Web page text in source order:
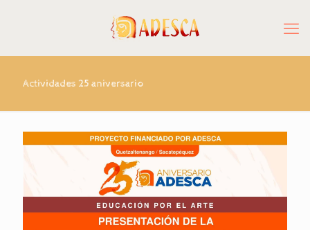
Actividades 25 aniversario